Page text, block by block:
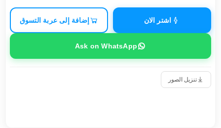
اشتر الان إضافة إلى عربة التسوق
Ask on WhatsApp
تنزيل الصور